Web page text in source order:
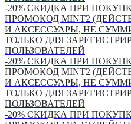
-20% СКИДКА ПРИ
ПРОМОКОД MINT2
И АКСЕССУАРЫ, НЕ
ТОЛЬКО ДЛЯ
ПОЛЬЗОВАТЕЛЕЙ
-20% СКИДКА ПРИ
ПРОМОКОД MINT2
И АКСЕССУАРЫ, НЕ
ТОЛЬКО ДЛЯ
ПОЛЬЗОВАТЕЛЕЙ
-20% СКИДКА ПРИ